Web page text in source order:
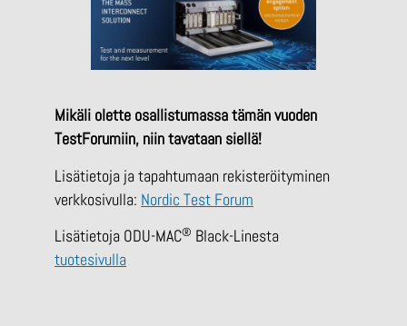
Mikäli olette osallistumassa tämän vuoden
TestForumiin, niin tavataan siellä!
Lisätietoja ja tapahtumaan rekisteröityminen
verkkosivulla: Nordic Test Forum
Lisätietoja ODU-MAC® Black-Linesta
tuotesivulla